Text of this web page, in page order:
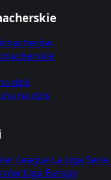
dziś
na dziś
League La Liga Serie
Liga Europy